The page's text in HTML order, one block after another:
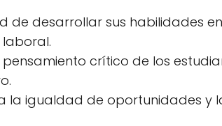
de desarrollar sus habilidades
crítico de los
la igualdad de oportunidades y